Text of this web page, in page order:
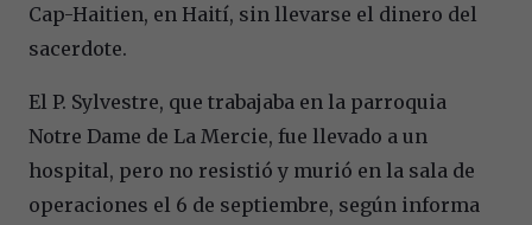
Cap-Haitien, en Haití, sin llevarse el dinero del
sacerdote.
El P. Sylvestre, que trabajaba en la parroquia
Notre Dame de La Mercie, fue llevado a un
hospital, pero no resistió y murió en la sala de
operaciones el 6 de septiembre, según informa